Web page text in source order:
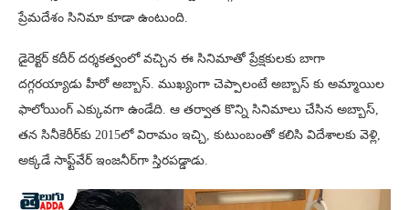
ప్రేమదేశం సినిమా కూడా ఉంటుంది.
డైరెక్టర్ కదీర్‌ దర్శకత్వంలో వచ్చిన ఈ సినిమాతో ప్రేక్షకులకు బాగా
దగ్గరయ్యాడు హీరో అబ్బాస్‌. ముఖ్యంగా చెప్పాలంటే అబ్బాస్ కు అమ్మాయిల
ఫాలోయింగ్ ఎక్కువగా ఉండేది. ఆ తర్వాత కొన్ని సినిమాలు చేసిన అబ్బాస్‌,
తన సినీకెరీర్‌కు 2015లో విరామం ఇచ్చి, కుటుంబంతో కలిసి విదేశాలకు వెళ్లి,
అక్కడే సాఫ్ట్‌వేర్‌ ఇంజనీర్‌గా స్తిరపడ్డాడు.